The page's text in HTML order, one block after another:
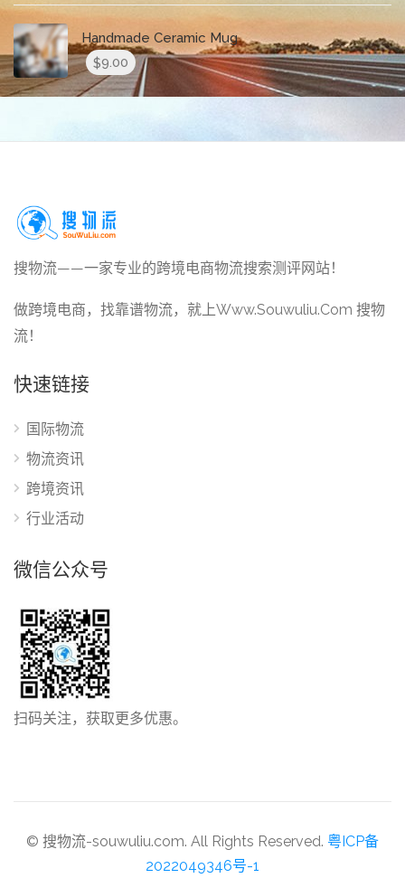
Handmade Ceramic Mug
$9.00
搜物流——一家专业的跨境电商物流搜索测评网站！
做跨境电商，找靠谱物流，就上Www.Souwuliu.Com 搜物
流！
快速链接
国际物流
物流资讯
跨境资讯
行业活动
微信公众号
扫码关注，获取更多优惠。
© 搜物流-souwuliu.com. All Rights Reserved. 粤ICP备
2022049346号-1